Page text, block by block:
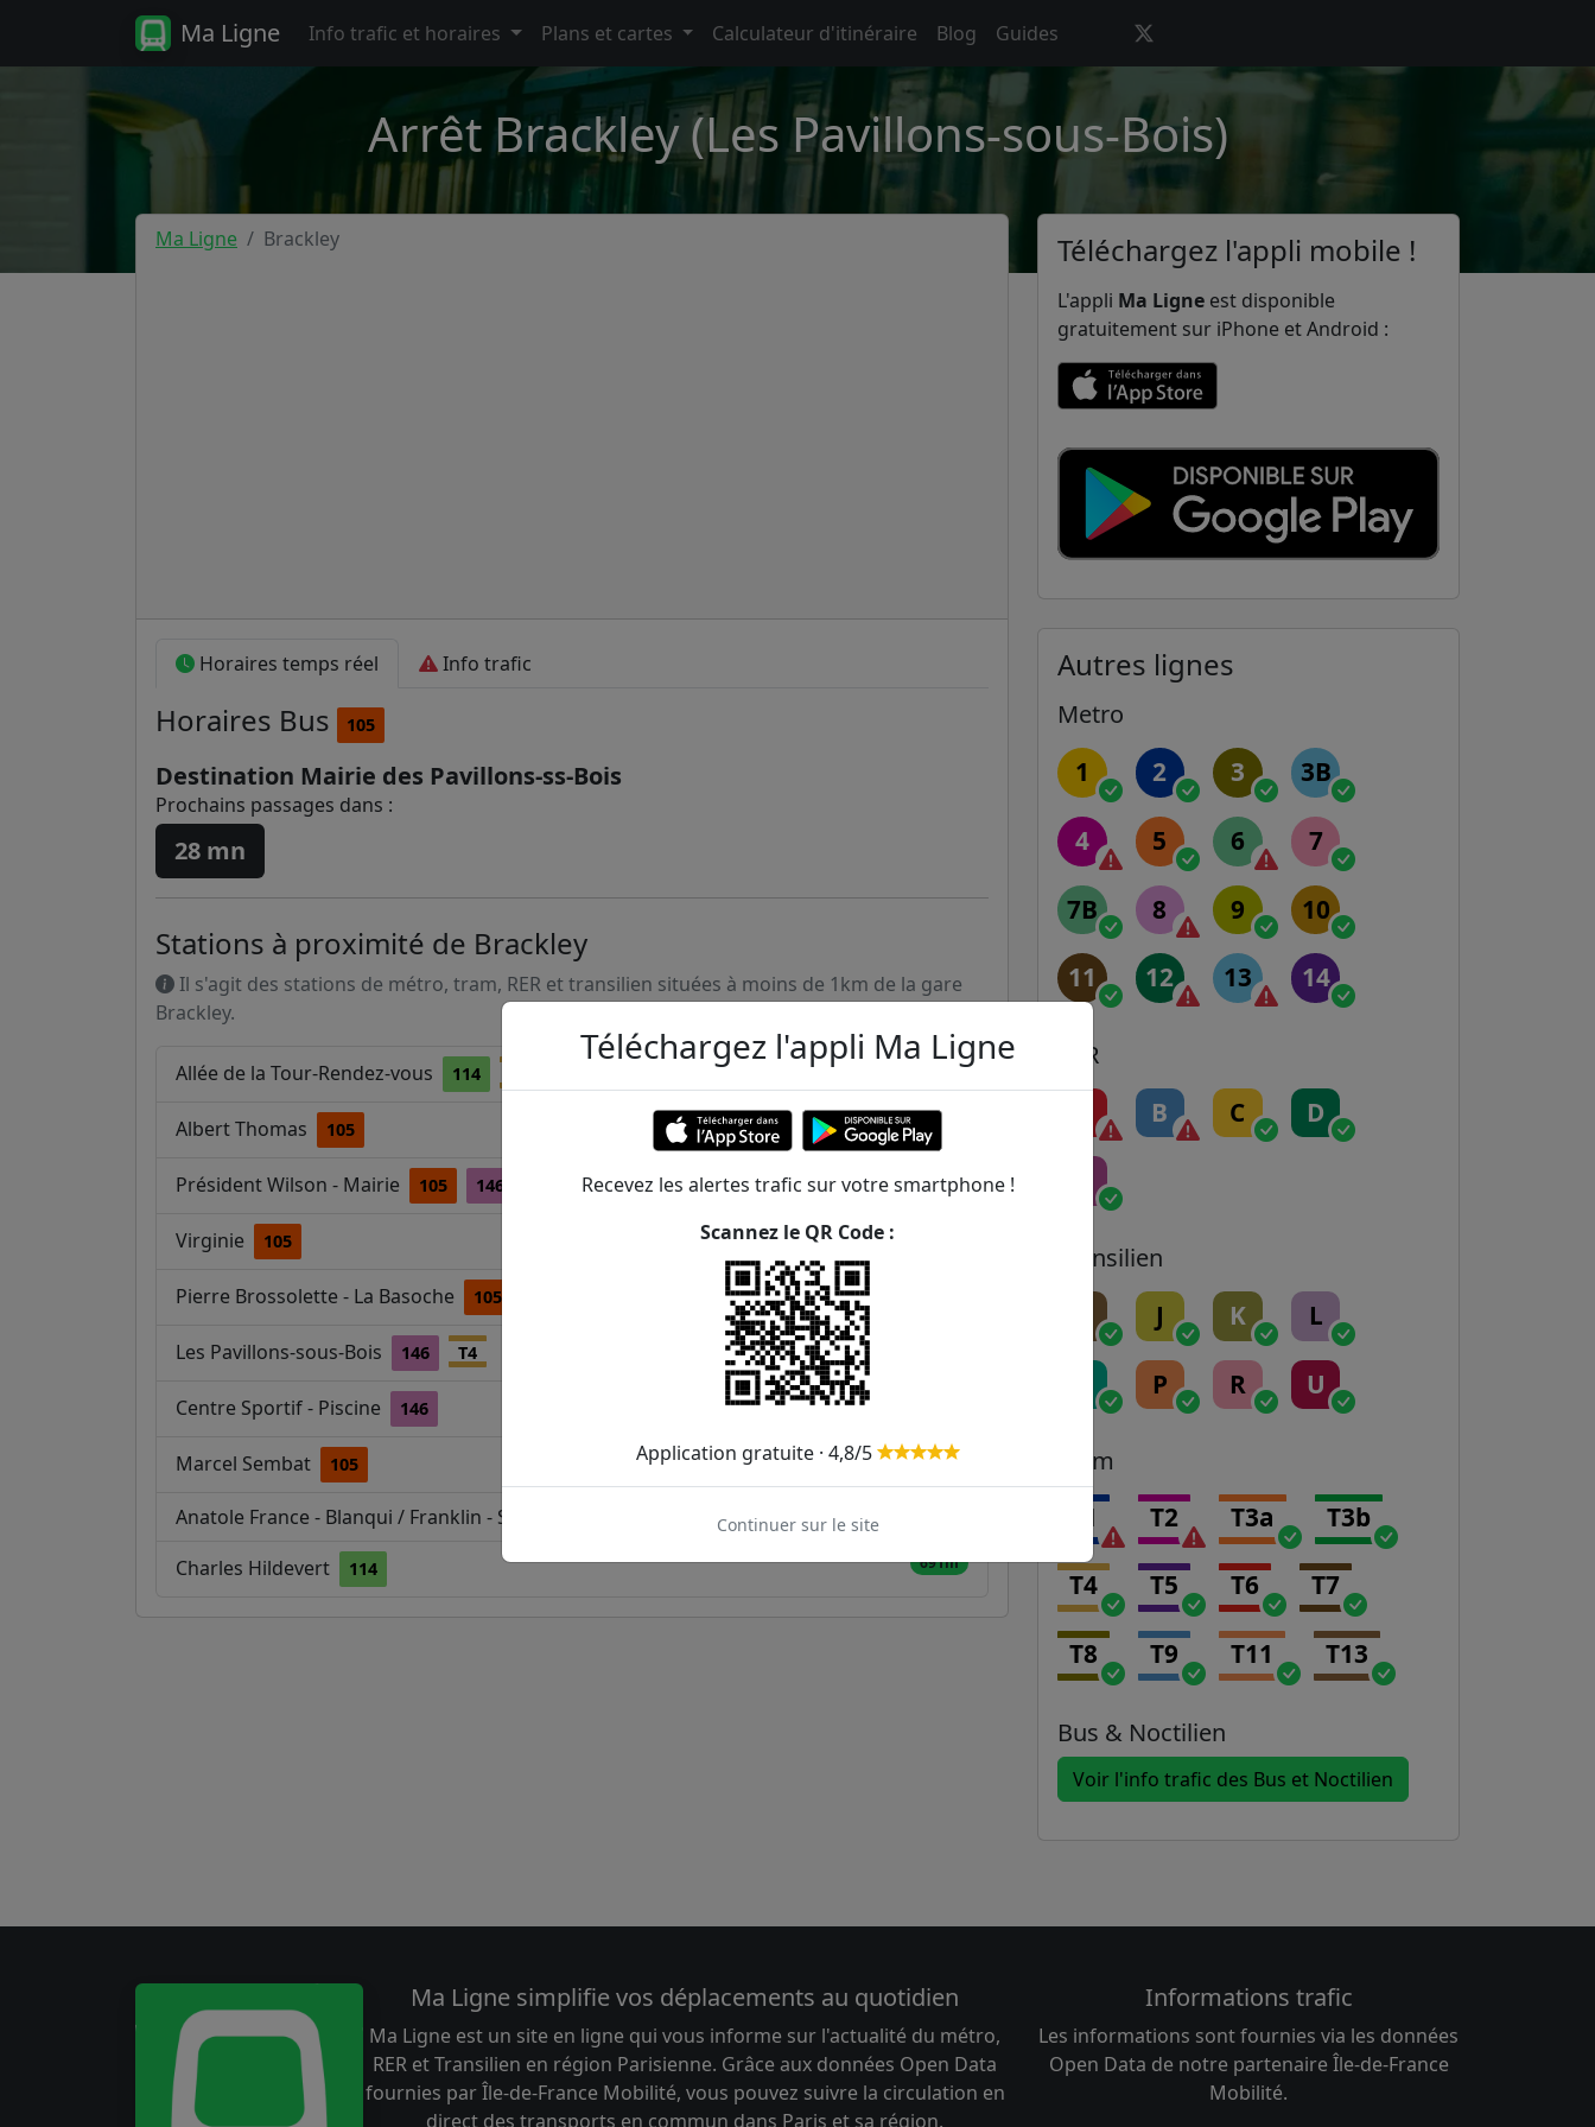
Ma Ligne Info trafic et horaires Plans et cartes Calculateur d'itinéraire Blog Guides
Arrêt Brackley (Les Pavillons-sous-Bois)
Ma Ligne Brackley
Horaires temps réel Info trafic
Horaires Bus 105
Destination Mairie des Pavillons-ss-Bois
Prochains passages dans :
28 mn
Stations à proximité de Brackley
Il s'agit des stations de métro, tram, RER et transilien situées à moins de 1km de la gare
Brackley.
Allée de la Tour-Rendez-vous 114 313m
Albert Thomas 105
Président Wilson - Mairie 105 146 361m
Virginie 105
Pierre Brossolette - La Basoche 105
Les Pavillons-sous-Bois 146 T4
Centre Sportif - Piscine 146
Marcel Sembat 105 662m
Anatole France - Blanqui / Franklin - Sablière
Charles Hildevert 114 691m
Téléchargez l'appli mobile !
L'appli Ma Ligne est disponible
gratuitement sur iPhone et Android :
Autres lignes
Metro
1 2 3 3B
4 5 6 7
7B 8 9 10
11 12 13 14
RER
B C D
Transilien
J K L
P R U
Tram
T1 T2 T3a T3b
T4 T5 T6 T7
T8 T9 T11 T13
Bus & Noctilien
Voir l'info trafic des Bus et Noctilien
Ma Ligne simplifie vos déplacements au quotidien
Ma Ligne est un site en ligne qui vous informe sur l'actualité du métro,
RER et Transilien en région Parisienne. Grâce aux données Open Data
fournies par Île-de-France Mobilité, vous pouvez suivre la circulation en
direct des transports en commun dans Paris et sa région.
Informations trafic
Les informations sont fournies via les données
Open Data de notre partenaire Île-de-France
Mobilité.
Téléchargez l'appli Ma Ligne
Recevez les alertes trafic sur votre smartphone !
Scannez le QR Code :
Application gratuite · 4,8/5
Continuer sur le site